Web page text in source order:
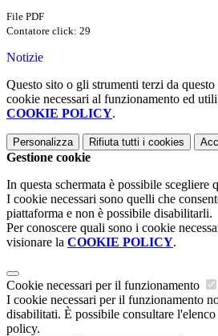
File PDF
Contatore click: 29
Notizie
Questo sito o gli strumenti terzi da
cookie necessari al funzionamento ed
COOKIE POLICY.
Personalizza Rifiuta tutti i cookies
Gestione cookie
In questa schermata è possibile scegliere
I cookie necessari sono quelli che
piattaforma e non è possibile disabilitarli.
Per conoscere quali sono i cookie
visionare la COOKIE POLICY.
Cookie necessari per il funzionamento
I cookie necessari per il funzionamento
disabilitati. È possibile consultare
policy.